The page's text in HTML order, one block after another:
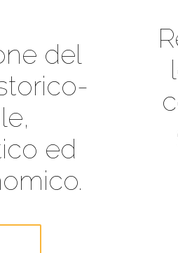
Rendere
le realtà